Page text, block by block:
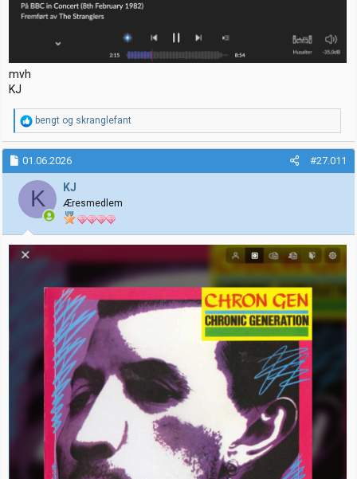
mvh
KJ
R
e
a
k
j
o
e
r
:
bengt og skranglefant
01.06.2026 #27.011
K KJ
Æresmedlem